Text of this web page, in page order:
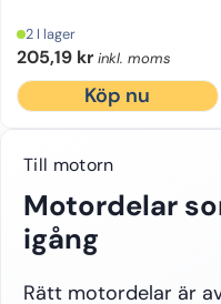
2 I lager
205,19 kr inkl. moms
Köp nu
Till motorn
Motordelar
igång
Rätt motordelar är